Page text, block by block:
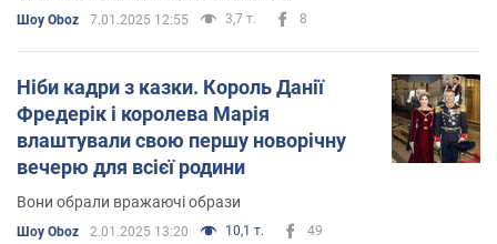
Шоу Oboz 7.01.2025 12:55 3,7 т. 8
Ніби кадри з казки. Король Данії
Фредерік і королева Марія
влаштували свою першу новорічну
вечерю для всієї родини
Вони обрали вражаючі образи
Шоу Oboz 2.01.2025 13:20 10,1 т. 49